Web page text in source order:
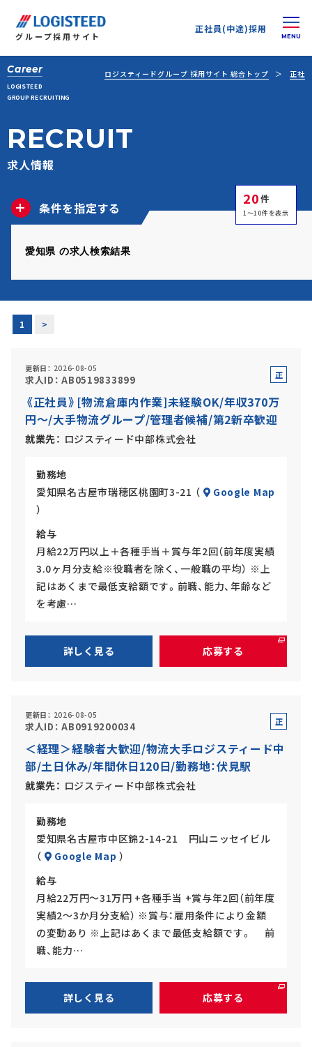
グループ採用サイト
正社員(中途)採用
正社員(中途)採用
アルバイト・
Career
LOGISTEED
GROUP RECRUITING
ロジスティードグループ 採用サイト 総合トップ 正社
RECRUIT
求人情報
20件
1～10件を表示
条件を指定する
愛知県 の求人検索結果
1 >
更新日 2026-08-05
求人ID AB0519833899
正
員
《正社員》[物流倉庫内作業]未経験OK/年収370万
円～/大手物流グループ/管理者候補/第2新卒歓迎
就業先 ロジスティード中部株式会社
勤務地
愛知県名古屋市瑞穂区桃園町3-21 （
Google Map
）
給与
月給22万円以上＋各種手当＋賞与年2回（前年度実績
3.0ヶ月分支給※役職者を除く、一般職の平均） ※上
記はあくまで最低支給額です。前職、能力、年齢など
を考慮…
詳しく見る 応募する
更新日 2026-08-05
求人ID AB0919200034
正
員
＜経理＞経験者大歓迎/物流大手ロジスティード中
部/土日休み/年間休日120日/勤務地：伏見駅
就業先 ロジスティード中部株式会社
勤務地
愛知県名古屋市中区錦2-14-21 円山ニッセイビル
（
Google Map ）
給与
月給22万円～31万円 +各種手当 +賞与年2回（前年度
実績2～3か月分支給） ※賞与：雇用条件により金額
の変動あり ※上記はあくまで最低支給額です。 前
職、能力…
詳しく見る 応募する